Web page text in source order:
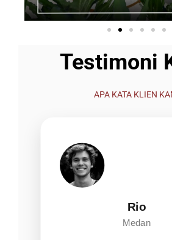
Testimoni
APA KATA KLIEN
Rio
Medan